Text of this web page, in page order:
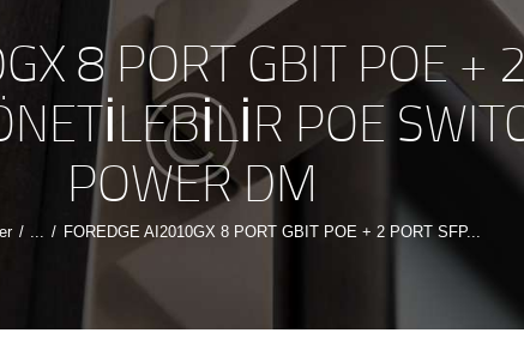
8 PORT GBIT POE +
POE
POWER DM
... FOREDGE AI2010GX 8 PORT GBIT POE + 2 PORT SFP...